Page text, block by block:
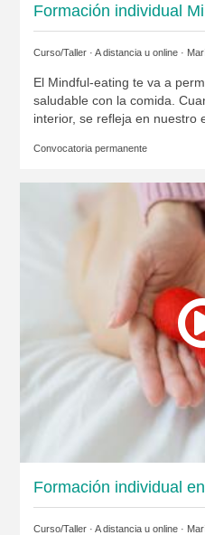
Formación individual
Curso/Taller · A distancia u online ·
El Mindful-eating te va a
saludable con la comida.
interior, se refleja en nuestro
Convocatoria permanente
Formación individual
Curso/Taller · A distancia u online ·